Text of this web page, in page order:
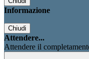
Informazione
Chiudi
Attendere...
Attendere il